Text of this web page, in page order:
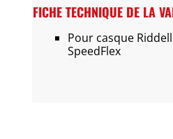
FICHE TECHNIQUE DE LA
Pour casque
SpeedFlex